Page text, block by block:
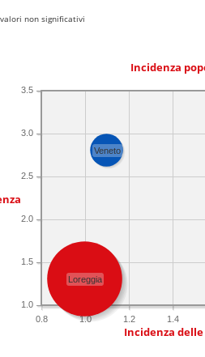
non significativi
Incidenza
0.8 1.0 1.2 1.4
1.0
1.5
2.0
2.5
3.0
3.5
Loreggia
Veneto
Incidenza